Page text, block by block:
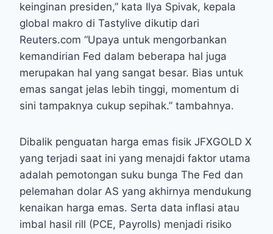
keinginan presiden,” kata Ilya Spivak, kepala
global makro di Tastylive dikutip dari
Reuters.com “Upaya untuk mengorbankan
kemandirian Fed dalam beberapa hal juga
merupakan hal yang sangat besar. Bias untuk
emas sangat jelas lebih tinggi, momentum di
sini tampaknya cukup sepihak.” tambahnya.
Dibalik penguatan harga emas fisik JFXGOLD X
yang terjadi saat ini yang menajdi faktor utama
adalah pemotongan suku bunga The Fed dan
pelemahan dolar AS yang akhirnya mendukung
kenaikan harga emas. Serta data inflasi atau
imbal hasil rill (PCE, Payrolls) menjadi risiko